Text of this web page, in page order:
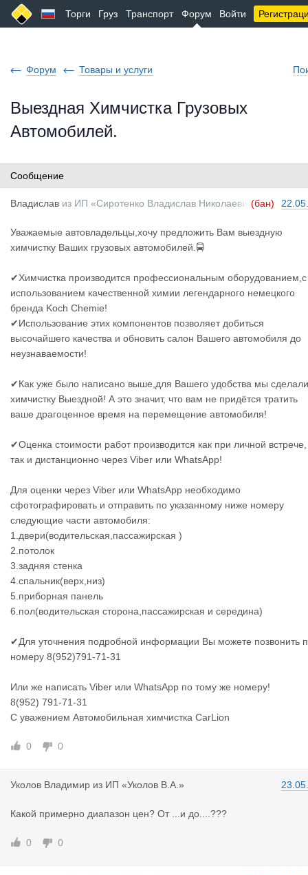
Торги Груз Транспорт Форум Войти
Форум Товары и услуги
Выездная Химчистка Грузовых
Автомобилей.
Сообщение
Владислав из ИП «Сиротенко Владислав Николаеви (бан)
Уважаемые автовладельцы,хочу предложить Вам выездную
химчистку Ваших грузовых автомобилей.🚍
✔Химчистка производится профессиональным оборудованием,с
использованием качественной химии легендарного немецкого
бренда Koch Chemie!
✔Использование этих компонентов позволяет добиться
высочайшего качества и обновить салон Вашего автомобиля до
неузнаваемости!
✔Как уже было написано выше,для Вашего удобства мы сделали
химчистку Выездной! А это значит, что вам не придётся тратить
ваше драгоценное время на перемещение автомобиля!
✔Оценка стоимости работ производится как при личной встрече,
так и дистанционно через Viber или WhatsApp!
Для оценки через Viber или WhatsApp необходимо
сфотографировать и отправить по указанному ниже номеру
следующие части автомобиля:
1.двери(водительская,пассажирская )
2.потолок
3.задняя стенка
4.спальник(верх,низ)
5.приборная панель
6.пол(водительская сторона,пассажирская и середина)
✔Для уточнения подробной информации Вы можете позвонить
номеру 8(952)791-71-31
Или же написать Viber или WhatsApp по тому же номеру!
8(952) 791-71-31
С уважением Автомобильная химчистка CarLion
0 0
Уколов Владимир из ИП «Уколов В.А.»
Какой примерно диапазон цен? От ...и до....???
0 0